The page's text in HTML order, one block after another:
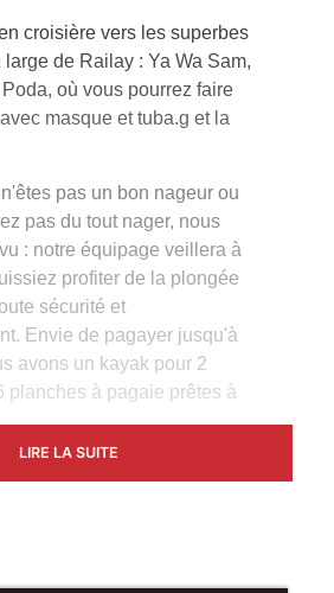
croisière vers les superbes
de Railay : Ya Wa Sam,
où vous pourrez faire
masque et tuba.g et la
pas un bon nageur ou
pas du tout nager, nous
: notre équipage veillera à
profiter de la plongée
sécurité et
Envie de pagayer jusqu'à
avons un kayak pour 2
planches à pagaie prêtes à
LIRE LA SUITE